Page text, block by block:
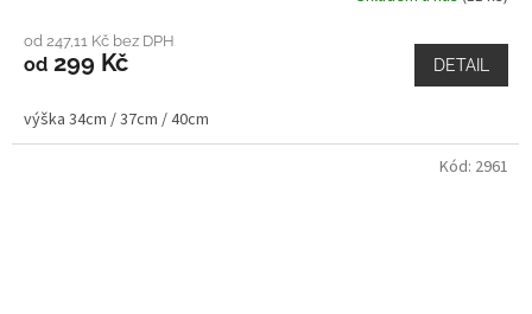
od 247,11 Kč bez DPH
od 299 Kč DETAIL
výška 34cm / 37cm / 40cm
Kód: 2961